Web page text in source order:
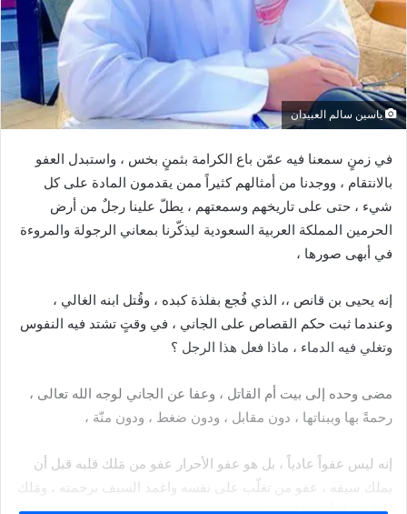
ياسين سالم العبيدان
في زمنٍ سمعنا فيه عمّن باع الكرامة بثمنٍ بخس ، واستبدل العفو
بالانتقام ، ووجدنا من أمثالهم كثيراً ممن يقدمون المادة على كل
شيء ، حتى على تاريخهم وسمعتهم ، يطلّ علينا رجلٌ من أرض
الحرمين المملكة العربية السعودية ليذكّرنا بمعاني الرجولة والمروءة
في أبهى صورها ،
إنه يحيى بن قانص ،، الذي فُجع بفلذة كبده ، وقُتل ابنه الغالي ،
وعندما ثبت حكم القصاص على الجاني ، في وقتٍ تشتد فيه النفوس
وتغلي فيه الدماء ، ماذا فعل هذا الرجل ؟
مضى وحده إلى بيت أم القاتل ، وعفا عن الجاني لوجه الله تعالى ،
رحمةً بها وببناتها ، دون مقابل ، ودون ضغط ، ودون منّة ،
إنه ليس عفواً عادياً ، بل هو عفو الأحرار عفو من مَلك قلبه قبل أن
يملك سيفه ، عفو من تغلّب على نفسه واغمد السيف برحمته ، ومَلك